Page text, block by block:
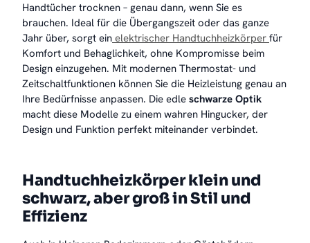
Handtücher trocknen – genau dann, wenn Sie es
brauchen. Ideal für die Übergangszeit oder das ganze
Jahr über, sorgt ein elektrischer Handtuchheizkörper für
Komfort und Behaglichkeit, ohne Kompromisse beim
Design einzugehen. Mit modernen Thermostat- und
Zeitschaltfunktionen können Sie die Heizleistung genau an
Ihre Bedürfnisse anpassen. Die edle schwarze Optik
macht diese Modelle zu einem wahren Hingucker, der
Design und Funktion perfekt miteinander verbindet.
Handtuchheizkörper klein und
schwarz, aber groß in Stil und
Effizienz